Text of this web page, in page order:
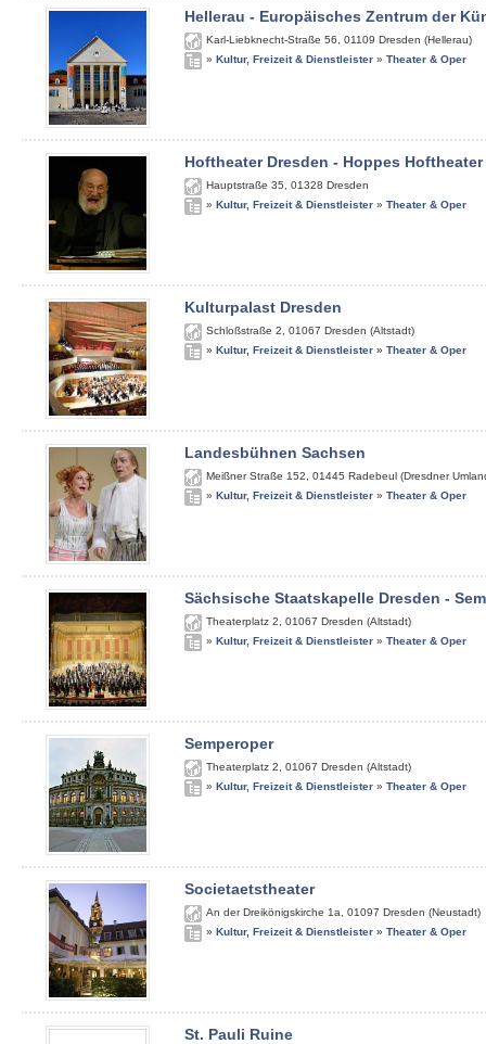
Hellerau - Europäisches Zentrum der
Karl-Liebknecht-Straße 56 01109 Dresden (Hellerau)
» Kultur, Freizeit & Dienstleister » Theater & Oper
Hoftheater Dresden - Hoppes Hoftheater
Hauptstraße 35 01328 Dresden
» Kultur, Freizeit & Dienstleister » Theater & Oper
Kulturpalast Dresden
Schloßstraße 2 01067 Dresden (Altstadt)
» Kultur, Freizeit & Dienstleister » Theater & Oper
Landesbühnen Sachsen
Meißner Straße 152 01445 Radebeul (Dresdner
» Kultur, Freizeit & Dienstleister » Theater & Oper
Sächsische Staatskapelle Dresden -
Theaterplatz 2 01067 Dresden (Altstadt)
» Kultur, Freizeit & Dienstleister » Theater & Oper
Semperoper
Theaterplatz 2 01067 Dresden (Altstadt)
» Kultur, Freizeit & Dienstleister » Theater & Oper
Societaetstheater
An der Dreikönigskirche 1a 01097 Dresden (Neustadt)
» Kultur, Freizeit & Dienstleister » Theater & Oper
St. Pauli Ruine